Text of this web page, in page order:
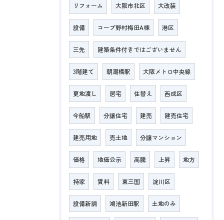
リフォーム 大阪市北区 大改装
設備 コープ野村梅田A棟 港区
三先 建築条件付きではございません
3階建て 朝潮橋駅 大阪メトロ中央線
更地渡し 居宅 住替え 西成区
今船駅 分譲住宅 建売 建売住宅
建売用地 売土地 分譲マンション
価格 地価公示 高騰 上昇 地方
持家 賃料 東三国 淀川区
設備新調 鴻池新田駅 土地のみ